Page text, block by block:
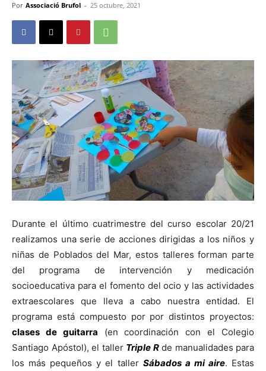
Por Associació Brufol - 25 octubre, 2021
Durante el último cuatrimestre del curso escolar 20/21
realizamos una serie de acciones dirigidas a los niños y
niñas de Poblados del Mar, estos talleres forman parte
del programa de intervención y medicación
socioeducativa para el fomento del ocio y las actividades
extraescolares que lleva a cabo nuestra entidad. El
programa está compuesto por por distintos proyectos:
clases de guitarra (en coordinación con el Colegio
Santiago Apóstol), el taller Triple R de manualidades para
los más pequeños y el taller Sábados a mi aire. Estas